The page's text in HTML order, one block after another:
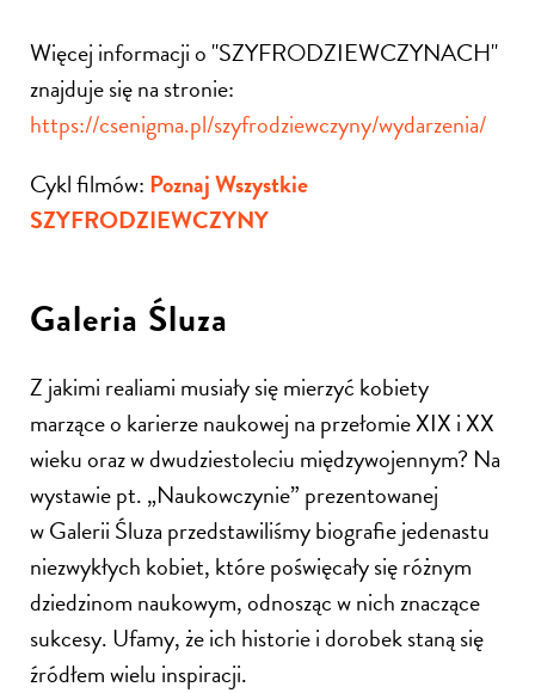
Więcej informacji o "SZYFRODZIEWCZYNACH"
znajduje się na stronie:
https://csenigma.pl/szyfrodziewczyny/wydarzenia/
Cykl filmów: Poznaj Wszystkie
SZYFRODZIEWCZYNY
Galeria Śluza
Z jakimi realiami musiały się mierzyć kobiety
marzące o karierze naukowej na przełomie XIX i XX
wieku oraz w dwudziestoleciu międzywojennym? Na
wystawie pt. „Naukowczynie” prezentowanej
w Galerii Śluza przedstawiliśmy biografie jedenastu
niezwykłych kobiet, które poświęcały się różnym
dziedzinom naukowym, odnosząc w nich znaczące
sukcesy. Ufamy, że ich historie i dorobek staną się
źródłem wielu inspiracji.